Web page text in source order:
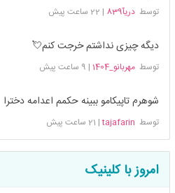
توسطدریآ839 | 22 ساعت پیش
دیگه چیزی نداشتم خرجت کنم💘
توسطمهربانو_1404 | 9 ساعت پیش
شوهرم تاپیکامو ببینه حکمم اعدامه دخترا
توسط tajafarin
| 21 ساعت پیش
امروز با کلینیک